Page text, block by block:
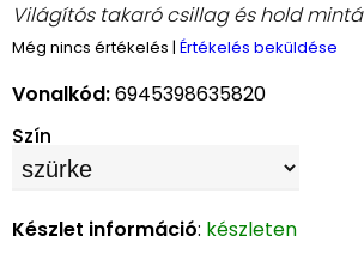
Világítós takaró csillag és hold
Még nincs értékelés | Értékelés beküldése
Vonalkód:6945398635820
Szín
Készlet információ: készleten